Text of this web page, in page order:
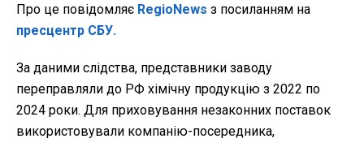
Про це повідомляє RegioNews з посиланням на
пресцентр СБУ.
За даними слідства, представники заводу
переправляли до РФ хімічну продукцію з 2022 по
2024 роки. Для приховування незаконних поставок
використовували компанію-посередника,